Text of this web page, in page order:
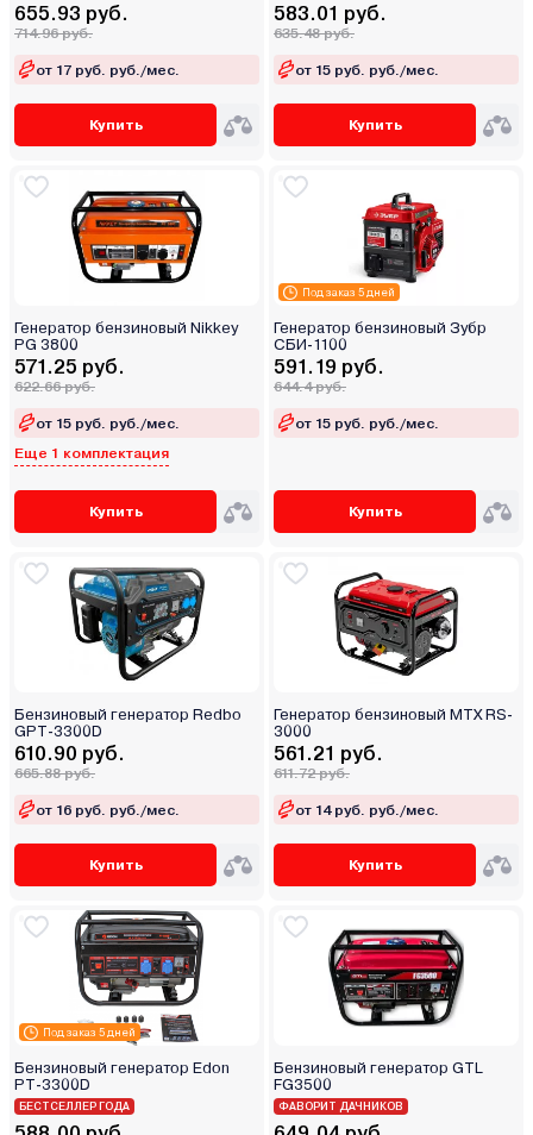
655.93 руб.
714.96 руб.
от 17 руб. руб./мес.
Купить
583.01 руб.
635.48 руб.
от 15 руб. руб./мес.
Купить
Генератор бензиновый Nikkey
PG 3800
571.25 руб.
622.66 руб.
от 15 руб. руб./мес.
Еще 1 комплектация
Купить
Под заказ 5 дней
Генератор бензиновый Зубр
СБИ-1100
591.19 руб.
644.4 руб.
от 15 руб. руб./мес.
Купить
Бензиновый генератор Redbo
GPT-3300D
610.90 руб.
665.88 руб.
от 16 руб. руб./мес.
Купить
Генератор бензиновый MTX RS-
3000
561.21 руб.
611.72 руб.
от 14 руб. руб./мес.
Купить
Под заказ 5 дней
Бензиновый генератор Edon
PT-3300D
БЕСТСЕЛЛЕР ГОДА
Бензиновый генератор GTL
FG3500
ФАВОРИТ ДАЧНИКОВ